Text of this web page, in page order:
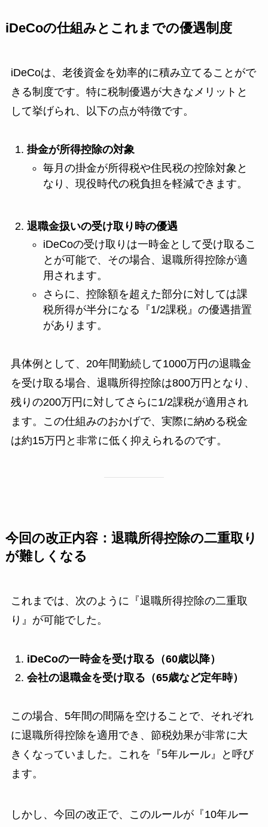
iDeCoの仕組みとこれまでの優遇制度
iDeCoは、老後資金を効率的に積み立てることがで
きる制度です。特に税制優遇が大きなメリットと
して挙げられ、以下の点が特徴です。
掛金が所得控除の対象
毎月の掛金が所得税や住民税の控除対象と
なり、現役時代の税負担を軽減できます。
退職金扱いの受け取り時の優遇
iDeCoの受け取りは一時金として受け取るこ
とが可能で、その場合、退職所得控除が適
用されます。
さらに、控除額を超えた部分に対しては課
税所得が半分になる『1/2課税』の優遇措置
があります。
具体例として、20年間勤続して1000万円の退職金
を受け取る場合、退職所得控除は800万円となり、
残りの200万円に対してさらに1/2課税が適用され
ます。この仕組みのおかげで、実際に納める税金
は約15万円と非常に低く抑えられるのです。
今回の改正内容：退職所得控除の二重取り
が難しくなる
これまでは、次のように『退職所得控除の二重取
り』が可能でした。
iDeCoの一時金を受け取る（60歳以降）
会社の退職金を受け取る（65歳など定年時）
この場合、5年間の間隔を空けることで、それぞれ
に退職所得控除を適用でき、節税効果が非常に大
きくなっていました。これを『5年ルール』と呼び
ます。
しかし、今回の改正で、このルールが『10年ルー